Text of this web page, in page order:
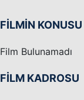
FİLMİN KONUSU
Film Bulunamadı
FİLM KADROSU